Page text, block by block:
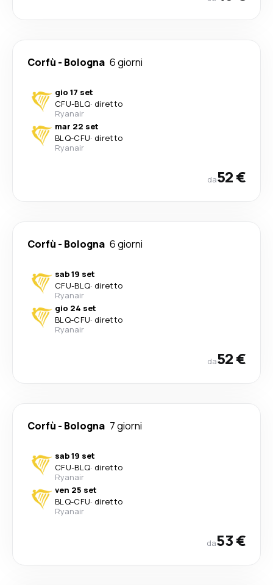
Corfù - Bologna 6 giorni
gio 17 set
CFU-BLQ· diretto
Ryanair
mar 22 set
BLQ-CFU· diretto
Ryanair
da52 €
Corfù - Bologna 6 giorni
sab 19 set
CFU-BLQ· diretto
Ryanair
gio 24 set
BLQ-CFU· diretto
Ryanair
da52 €
Corfù - Bologna 7 giorni
sab 19 set
CFU-BLQ· diretto
Ryanair
ven 25 set
BLQ-CFU· diretto
Ryanair
da53 €